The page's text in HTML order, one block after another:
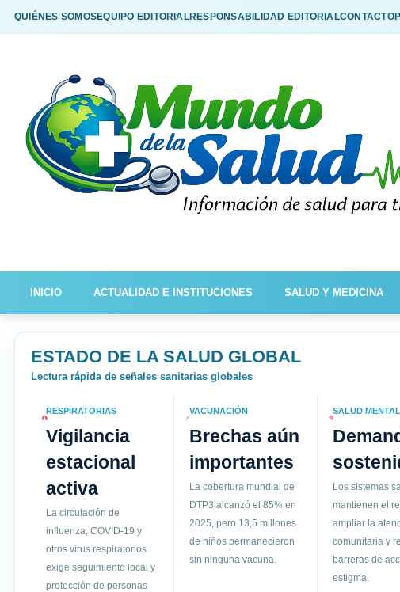
QUIÉNES SOMOSEQUIPO EDITORIALRESPONSABILIDAD EDITORIALCONTACTO
INICIO ACTUALIDAD E INSTITUCIONES SALUD Y MEDICINA
ESTADO DE LA SALUD GLOBAL
Lectura rápida de señales sanitarias globales
RESPIRATORIAS
Vigilancia
estacional
activa
La circulación de
influenza, COVID-19 y
otros virus respiratorios
exige seguimiento local y
protección de personas
VACUNACIÓN
Brechas aún
importantes
La cobertura mundial de
DTP3 alcanzó el 85% en
2025, pero 13,5 millones
de niños permanecieron
sin ninguna vacuna.
SALUD MENTAL
Los sistemas
mantienen el
ampliar la
comunitaria y
barreras de
estigma.